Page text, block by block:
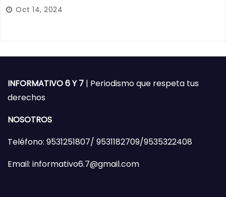
Oct 14, 2024
INFORMATIVO 6 Y 7 | Periodismo que respeta tus
derechos
NOSOTROS
Teléfono: 9531251807/ 9531182709/9535322408
Email: informativo6.7@gmail.com